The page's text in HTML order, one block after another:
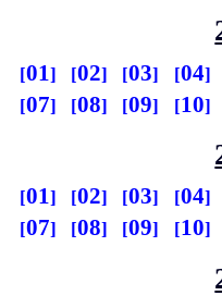
01 02 03 04
07
08 09 10
01 02 03 04
07
08 09 10